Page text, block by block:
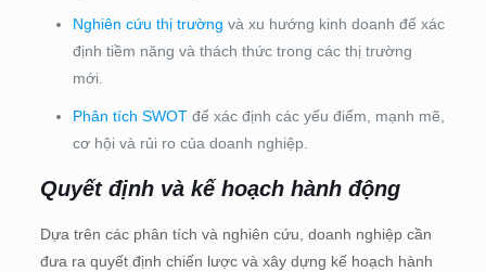
Nghiên cứu thị trường và xu hướng kinh doanh để xác
định tiềm năng và thách thức trong các thị trường
mới.
Phân tích SWOTđể xác định các yếu điểm, mạnh mẽ,
cơ hội và rủi ro của doanh nghiệp.
Quyết định và kế hoạch hành động
Dựa trên các phân tích và nghiên cứu, doanh nghiệp cần
đưa ra quyết định chiến lược và xây dựng kế hoạch hành